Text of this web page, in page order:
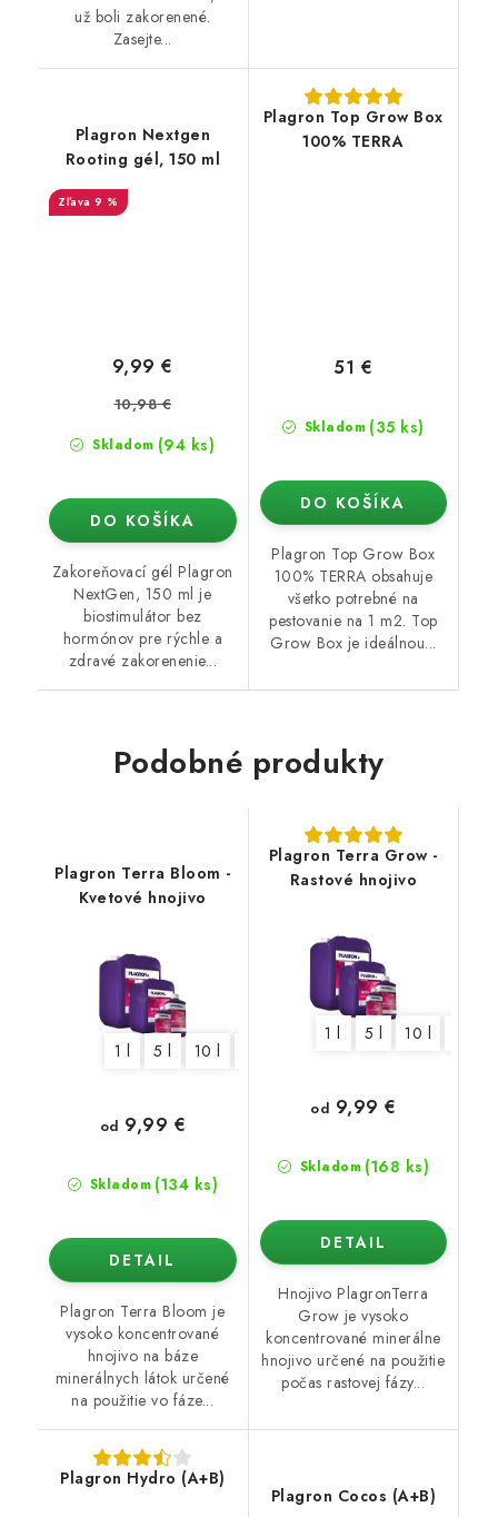
už boli zakorenené.
Zasejte...
Plagron Nextgen
Rooting gél, 150 ml
9 %
Skladom (94 ks)
9,99 €
10,98 €
DO KOŠÍKA
Zakoreňovací gél Plagron
NextGen, 150 ml je
biostimulátor bez
hormónov pre rýchle a
zdravé zakorenenie...
Plagron Top Grow Box
100% TERRA
Skladom (35 ks)
51 €
DO KOŠÍKA
Plagron Top Grow Box
100% TERRA obsahuje
všetko potrebné na
pestovanie na 1 m2. Top
Grow Box je ideálnou...
Podobné produkty
Plagron Terra Bloom -
Kvetové hnojivo
1 l 5 l 10 l
Skladom (134 ks)
od 9,99 €
DETAIL
Plagron Terra Bloom je
vysoko koncentrované
hnojivo na báze
minerálnych látok určené
na použitie vo fáze...
Plagron Terra Grow -
Rastové hnojivo
1 l 5 l 10 l
Skladom (168 ks)
od 9,99 €
DETAIL
Hnojivo PlagronTerra
Grow je vysoko
koncentrované minerálne
hnojivo určené na použitie
počas rastovej fázy...
Plagron Hydro (A+B)
Plagron Cocos (A+B)